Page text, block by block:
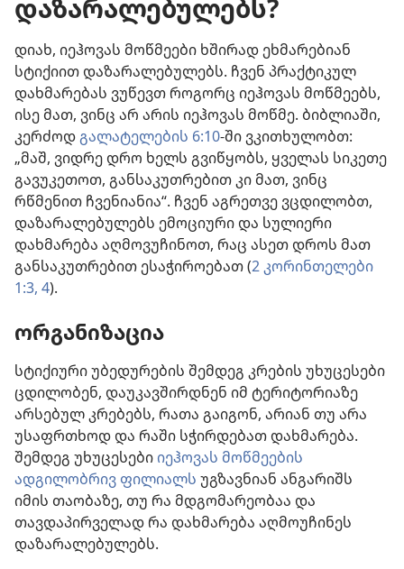
დაზარალებულებს?
დიახ, იეჰოვას მოწმეები ხშირად ეხმარებიან
სტიქიით დაზარალებულებს. ჩვენ პრაქტიკულ
დახმარებას ვუწევთ როგორც იეჰოვას მოწმეებს,
ისე მათ, ვინც არ არის იეჰოვას მოწმე. ბიბლიაში,
კერძოდგალატელების 6:10-ში ვკითხულობთ:
„მაშ, ვიდრე დრო ხელს გვიწყობს, ყველას სიკეთე
გავუკეთოთ, განსაკუთრებით კი მათ, ვინც
რწმენით ჩვენიანია“. ჩვენ აგრეთვე ვცდილობთ,
დაზარალებულებს ემოციური და სულიერი
დახმარება აღმოვუჩინოთ, რაც ასეთ დროს მათ
განსაკუთრებით ესაჭიროებათ (2 კორინთელები
1:3, 4).
ორგანიზაცია
სტიქიური უბედურების შემდეგ კრების უხუცესები
ცდილობენ, დაუკავშირდნენ იმ ტერიტორიაზე
არსებულ კრებებს, რათა გაიგონ, არიან თუ არა
უსაფრთხოდ და რაში სჭირდებათ დახმარება.
შემდეგ უხუცესები იეჰოვას მოწმეების
ადგილობრივ ფილიალს უგზავნიან ანგარიშს
იმის თაობაზე, თუ რა მდგომარეობაა და
თავდაპირველად რა დახმარება აღმოუჩინეს
დაზარალებულებს.